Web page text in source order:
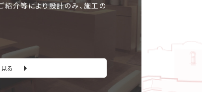
紹介等により設計のみ、施工の
る